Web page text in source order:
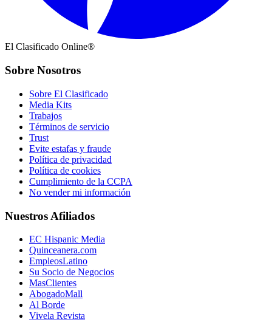
El Clasificado Online®
Sobre Nosotros
Sobre El Clasificado
Media Kits
Trabajos
Términos de servicio
Trust
Evite estafas y fraude
Política de privacidad
Política de cookies
Cumplimiento de la CCPA
No vender mi información
Nuestros Afiliados
EC Hispanic Media
Quinceanera.com
EmpleosLatino
Su Socio de Negocios
MasClientes
AbogadoMall
Al Borde
Vivela Revista